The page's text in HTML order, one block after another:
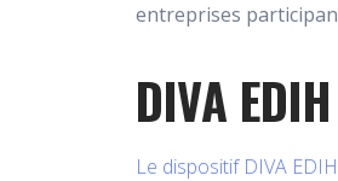
entreprises
DIVA
Le dispositif DIVA EDIH